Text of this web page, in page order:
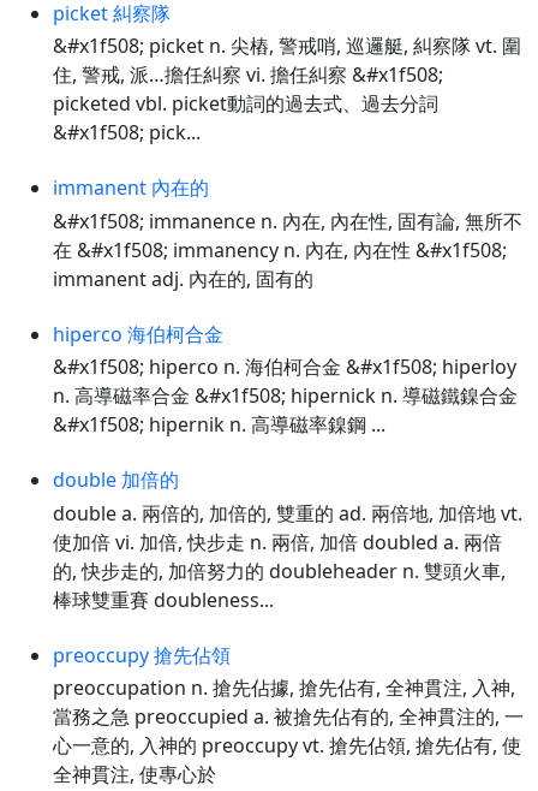
picket 糾察隊
&#x1f508; picket n. 尖樁, 警戒哨, 巡邏艇, 糾察隊 vt. 圍
住, 警戒, 派…擔任糾察 vi. 擔任糾察 &#x1f508;
picketed vbl. picket動詞的過去式、過去分詞
&#x1f508; pick...
immanent 內在的
&#x1f508; immanence n. 內在, 內在性, 固有論, 無所不
在 &#x1f508; immanency n. 內在, 內在性 &#x1f508;
immanent adj. 內在的, 固有的
hiperco 海伯柯合金
&#x1f508; hiperco n. 海伯柯合金 &#x1f508; hiperloy
n. 高導磁率合金 &#x1f508; hipernick n. 導磁鐵鎳合金
&#x1f508; hipernik n. 高導磁率鎳鋼 ...
double 加倍的
double a. 兩倍的, 加倍的, 雙重的 ad. 兩倍地, 加倍地 vt.
使加倍 vi. 加倍, 快步走 n. 兩倍, 加倍 doubled a. 兩倍
的, 快步走的, 加倍努力的 doubleheader n. 雙頭火車,
棒球雙重賽 doubleness...
preoccupy 搶先佔領
preoccupation n. 搶先佔據, 搶先佔有, 全神貫注, 入神,
當務之急 preoccupied a. 被搶先佔有的, 全神貫注的, 一
心一意的, 入神的 preoccupy vt. 搶先佔領, 搶先佔有, 使
全神貫注, 使專心於